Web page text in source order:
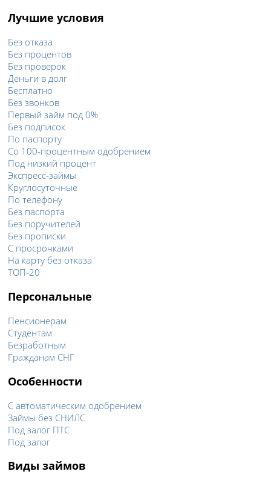
Лучшие условия
Без отказа
Без процентов
Без проверок
Деньги в долг
Бесплатно
Без звонков
Первый займ под 0%
Без подписок
По паспорту
Со 100-процентным одобрением
Под низкий процент
Экспресс-займы
Круглосуточные
По телефону
Без паспорта
Без поручителей
Без прописки
С просрочками
На карту без отказа
ТОП-20
Персональные
Пенсионерам
Студентам
Безработным
Гражданам СНГ
Особенности
С автоматическим одобрением
Займы без СНИЛС
Под залог ПТС
Под залог
Виды займов